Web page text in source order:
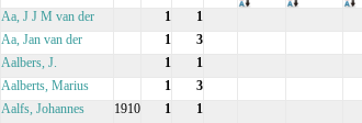
Aa, J J M van der 1 1
Aa, Jan van der
1 3
Aalbers, J.
1 1
Aalberts, Marius
1 3
Aalfs, Johannes
1910 1 1